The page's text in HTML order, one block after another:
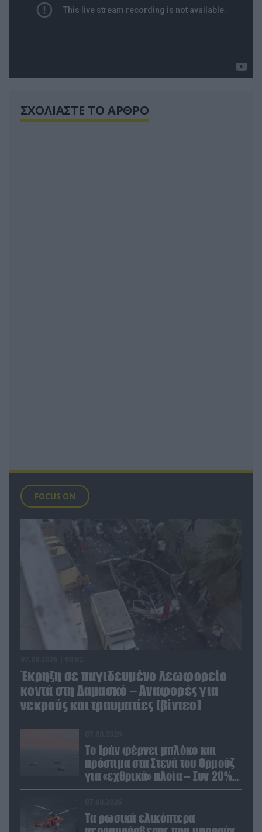
ΣΧΟΛΙΑΣΤΕ ΤΟ ΑΡΘΡΟ
FOCUS ON
Έκρηξη σε παγιδευμένο λεωφορείο
κοντά στη Δαμασκό – Αναφορές για
νεκρούς και τραυματίες (βίντεο)
Το Ιράν φέρνει μπλόκο και
πρόστιμα στα Στενά του Ορμούζ
για «εχθρικά» πλοία – Συν 20%
στα φορτία
Τα ρωσικά ελικόπτερα